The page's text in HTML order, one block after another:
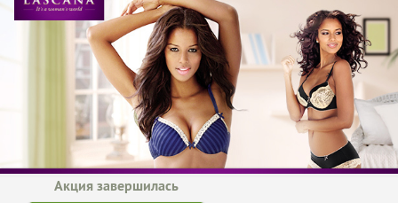
Акция завершилась